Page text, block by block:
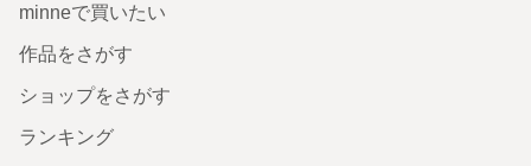
minneで買いたい
作品をさがす
ショップをさがす
ランキング